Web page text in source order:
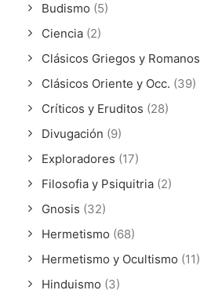
Budismo (5)
Ciencia (2)
Clásicos Griegos y Romanos
Clásicos Oriente y Occ. (39)
Críticos y Eruditos (28)
Divugación (9)
Exploradores (17)
Filosofia y Psiquitria (2)
Gnosis (32)
Hermetismo (68)
Hermetismo y Ocultismo (11)
Hinduismo (3)